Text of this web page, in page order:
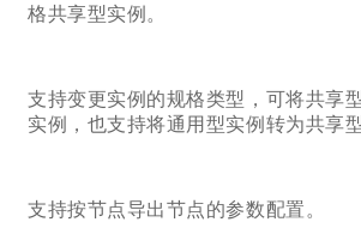
格共享型实例。
支持变更实例的规格类型，可将共享
实例，也支持将通用型实例转为共享型
支持按节点导出节点的参数配置。